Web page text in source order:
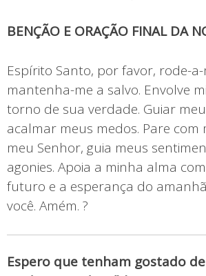
BENÇÃO E ORAÇÃO FINAL DA
Espírito Santo, por favor, rode-
mantenha-me a salvo. Envolve
torno de sua verdade. Guiar
acalmar meus medos. Pare com
meu Senhor, guia meus
agonies. Apoia a minha alma
futuro e a esperança do
você. Amém. ?
Espero que tenham gostado